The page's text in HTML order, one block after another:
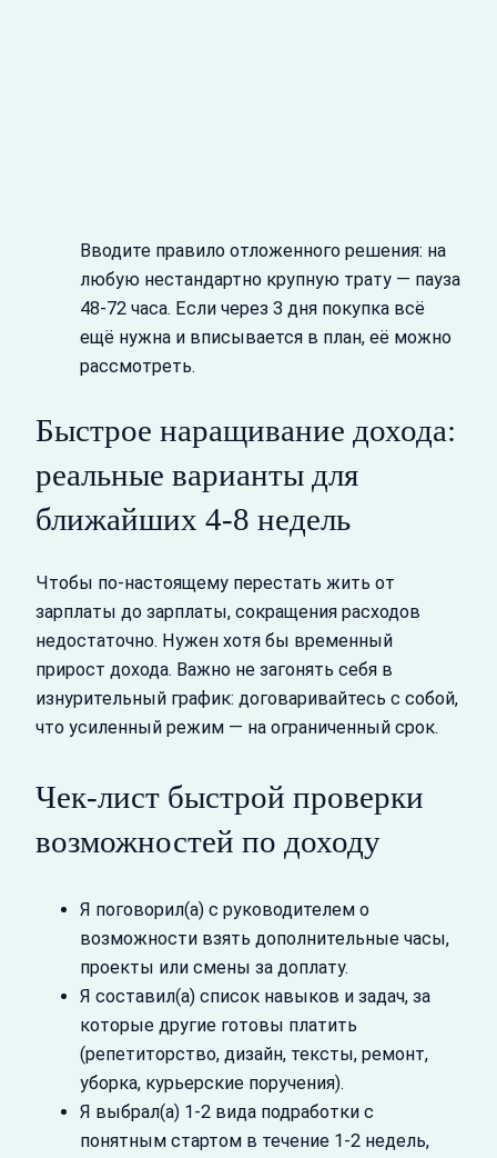
Вводите правило отложенного решения: на
любую нестандартно крупную трату — пауза
48-72 часа. Если через 3 дня покупка всё
ещё нужна и вписывается в план, её можно
рассмотреть.
Быстрое наращивание дохода:
реальные варианты для
ближайших 4-8 недель
Чтобы по‑настоящему перестать жить от
зарплаты до зарплаты, сокращения расходов
недостаточно. Нужен хотя бы временный
прирост дохода. Важно не загонять себя в
изнурительный график: договаривайтесь с собой,
что усиленный режим — на ограниченный срок.
Чек‑лист быстрой проверки
возможностей по доходу
Я поговорил(а) с руководителем о
возможности взять дополнительные часы,
проекты или смены за доплату.
Я составил(а) список навыков и задач, за
которые другие готовы платить
(репетиторство, дизайн, тексты, ремонт,
уборка, курьерские поручения).
Я выбрал(а) 1-2 вида подработки с
понятным стартом в течение 1-2 недель,